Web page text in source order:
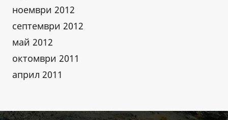
ноември 2012
септември 2012
май 2012
октомври 2011
април 2011